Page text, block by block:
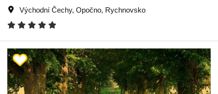
Východní Čechy, Opočno, Rychnovsko